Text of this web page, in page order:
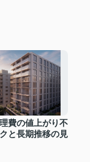
費の値上がり不
と長期推移の見